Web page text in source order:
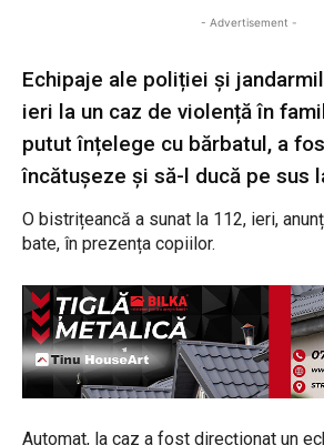
- Advertisement -
Echipaje ale poliției și
ieri la un caz de violență în
putut înțelege cu bărbatul, a
încătușeze și să-l ducă pe sus
O bistrițeancă a sunat la 112, ieri,
bate, în prezența copiilor.
Automat, la caz a fost direcționat un